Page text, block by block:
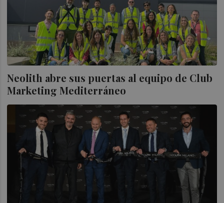
Neolith abre sus puertas al equipo de Club
Marketing Mediterráneo